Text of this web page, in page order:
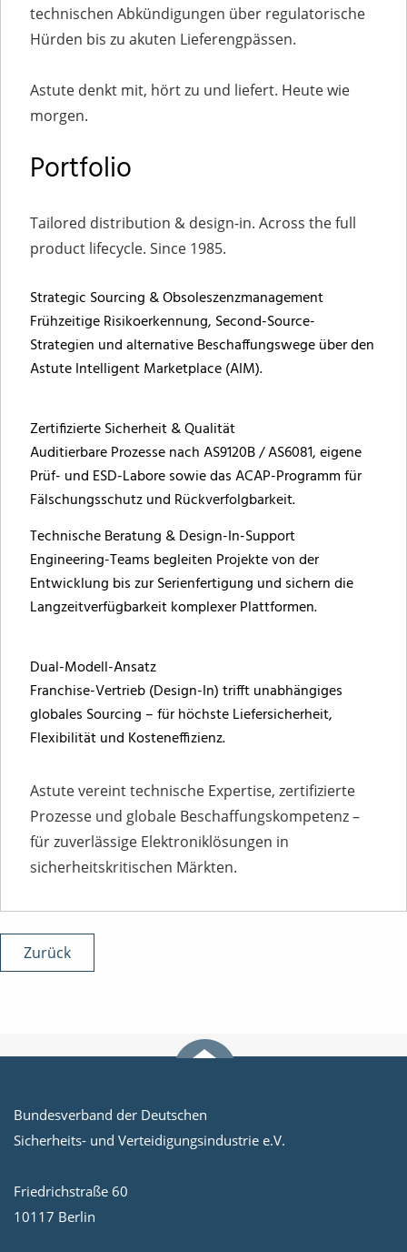
technischen Abkündigungen über regulatorische
Hürden bis zu akuten Lieferengpässen.
Astute denkt mit, hört zu und liefert. Heute wie
morgen.
Portfolio
Tailored distribution & design-in. Across the full
product lifecycle. Since 1985.
Strategic Sourcing & Obsoleszenzmanagement
Frühzeitige Risikoerkennung, Second-Source-
Strategien und alternative Beschaffungswege über den
Astute Intelligent Marketplace (AIM).
Zertifizierte Sicherheit & Qualität
Auditierbare Prozesse nach AS9120B / AS6081, eigene
Prüf- und ESD-Labore sowie das ACAP-Programm für
Fälschungsschutz und Rückverfolgbarkeit.
Technische Beratung & Design-In-Support
Engineering-Teams begleiten Projekte von der
Entwicklung bis zur Serienfertigung und sichern die
Langzeitverfügbarkeit komplexer Plattformen.
Dual-Modell-Ansatz
Franchise-Vertrieb (Design-In) trifft unabhängiges
globales Sourcing – für höchste Liefersicherheit,
Flexibilität und Kosteneffizienz.
Astute vereint technische Expertise, zertifizierte
Prozesse und globale Beschaffungskompetenz –
für zuverlässige Elektroniklösungen in
sicherheitskritischen Märkten.
Zurück
Bundesverband der Deutschen
Sicherheits- und Verteidigungsindustrie e.V.
Friedrichstraße 60
10117 Berlin